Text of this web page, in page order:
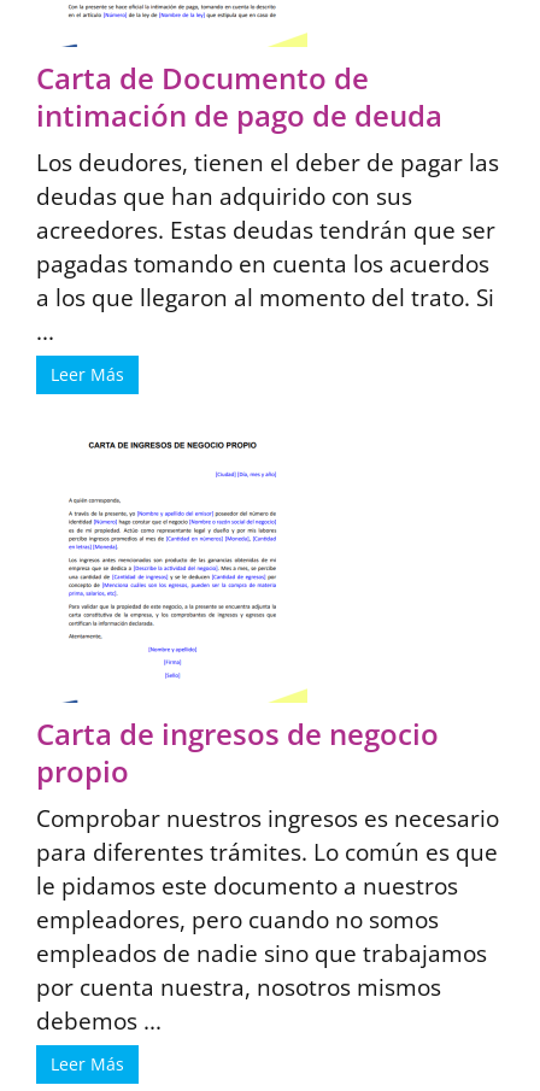
Carta de Documento de
intimación de pago de deuda
Los deudores, tienen el deber de pagar las
deudas que han adquirido con sus
acreedores. Estas deudas tendrán que ser
pagadas tomando en cuenta los acuerdos
a los que llegaron al momento del trato. Si
...
Leer Más
Carta de ingresos de negocio
propio
Comprobar nuestros ingresos es necesario
para diferentes trámites. Lo común es que
le pidamos este documento a nuestros
empleadores, pero cuando no somos
empleados de nadie sino que trabajamos
por cuenta nuestra, nosotros mismos
debemos ...
Leer Más